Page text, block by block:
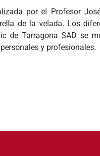
por el Profesor
de la velada. Los
de Tarragona SAD se
y profesionales.